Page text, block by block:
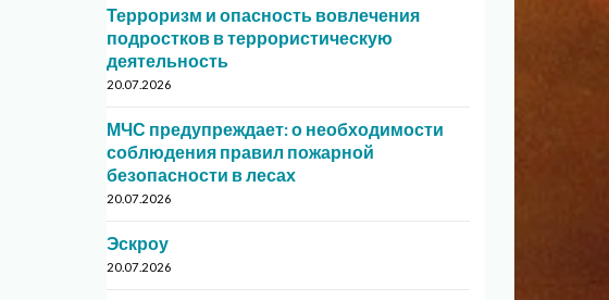
Терроризм и опасность вовлечения
подростков в террористическую
деятельность
20.07.2026
МЧС предупреждает: о необходимости
соблюдения правил пожарной
безопасности в лесах
20.07.2026
Эскроу
20.07.2026